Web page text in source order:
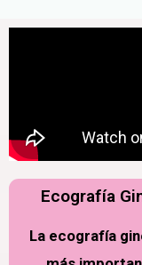
Ecografía
La ecografía